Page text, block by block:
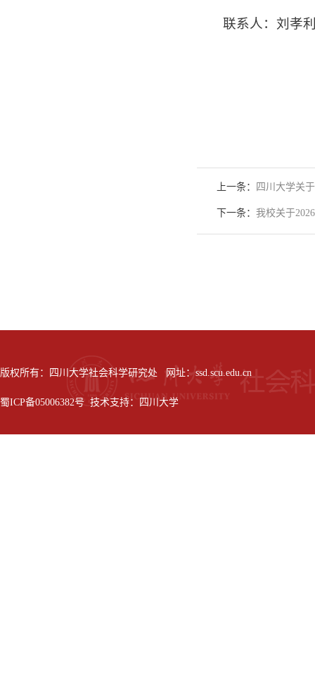
联系人：刘孝
上一条： 四川大学关
下一条： 我校关于
版权所有：四川大学社会科学研究处 网址：ssd.scu.edu.cn
蜀ICP备05006382号 技术支持：四川大学